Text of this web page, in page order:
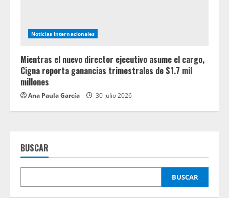
Noticias Internacionales
Mientras el nuevo director ejecutivo asume el cargo,
Cigna reporta ganancias trimestrales de $1.7 mil
millones
Ana Paula García 30 julio 2026
BUSCAR
BUSCAR